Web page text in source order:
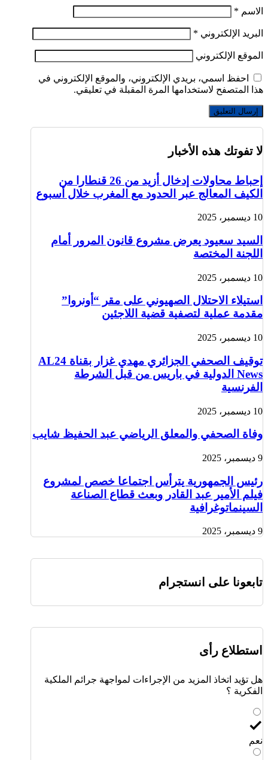
الاسم *
البريد الإلكتروني *
الموقع الإلكتروني
احفظ اسمي، بريدي الإلكتروني، والموقع الإلكتروني في
هذا المتصفح لاستخدامها المرة المقبلة في تعليقي.
لا تفوتك هذه الأخبار
إحباط محاولات إدخال أزيد من 26 قنطارا من
الكيف المعالج عبر الحدود مع المغرب خلال أسبوع
10 ديسمبر، 2025
السيد سعيود يعرض مشروع قانون المرور أمام
اللجنة المختصة
10 ديسمبر، 2025
استيلاء الاحتلال الصهيوني على مقر “أونروا”
مقدمة عملية لتصفية قضية اللاجئين
10 ديسمبر، 2025
توقيف الصحفي الجزائري مهدي غزار بقناة AL24
News الدولية في باريس من قبل الشرطة
الفرنسية
10 ديسمبر، 2025
وفاة الصحفي والمعلق الرياضي عبد الحفيظ شايب
9 ديسمبر، 2025
رئيس الجمهورية يترأس اجتماعا خصص لمشروع
فيلم الأمير عبد القادر وبعث قطاع الصناعة
السينماتوغرافية
9 ديسمبر، 2025
تابعونا على انستجرام
استطلاع رأى
هل تؤيد اتخاذ المزيد من الإجراءات لمواجهة جرائم الملكية
الفكرية ؟
نعم